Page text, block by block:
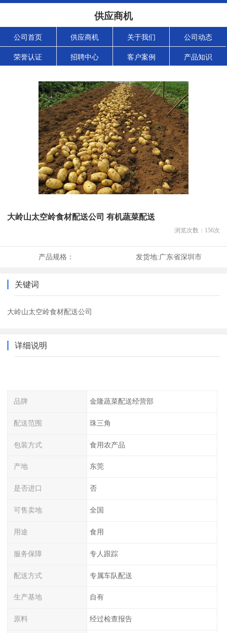
供应商机
公司首页 供应商机 关于我们 公司动态
荣誉认证 招聘中心 客户案例 产品知识
大岭山太空岭食材配送公司 有机蔬菜配送
浏览次数： 156次
产品规格： 发货地:广东省深圳市
关键词
大岭山太空岭食材配送公司
详细说明
品牌 金隆蔬菜配送经营部
配送范围 珠三角
包装方式 食用农产品
产地 东莞
是否进口 否
可售卖地 全国
用途 食用
服务保障 专人跟踪
配送方式 专属车队配送
生产基地 自有
原料 经过检查报告